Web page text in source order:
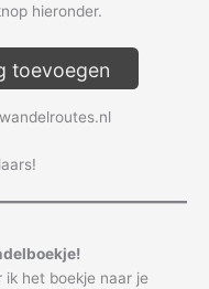
hieronder.
toevoegen
ik het boekje naar je